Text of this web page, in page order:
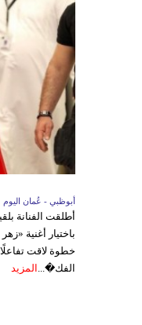
أبوظبي - عُمان اليوم
أطلقت الفنانة
باختيار أغنية
خطوة لاقت
الفك�... المزيد